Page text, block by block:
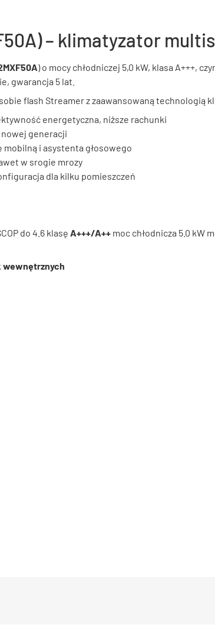
– klimatyzator
) o mocy chłodniczej 5,0 kW, klasa A+++,
gwarancja 5 lat.
flash Streamer z zaawansowaną technologią
energetyczna, niższe rachunki
nowej generacji
i asystenta głosowego
w srogie mrozy
dla kilku pomieszczeń
do 4.6 klasę A+++/A++ moc chłodnicza 5.0 kW
wewnętrznych